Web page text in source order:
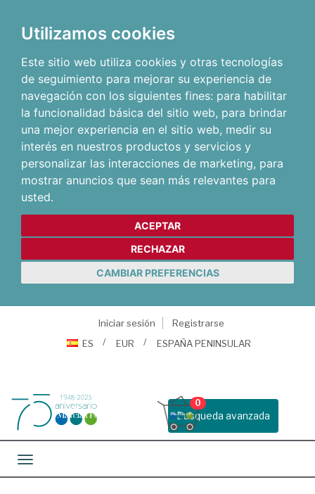
Utilizamos cookies
Este sitio web utiliza cookies y otras tecnologías
de seguimiento para mejorar su experiencia de
navegación con los siguientes fines: para habilitar
la funcionalidad básica del sitio web, para brindar
una mejor experiencia en el sitio web, medir su
interés en nuestros productos y servicios y
personalizar las interacciones de marketing, para
mostrar anuncios que sean más relevantes para
usted.
ACEPTAR
RECHAZAR
CAMBIAR PREFERENCIAS
Iniciar sesión
Registrarse
ES
EUR ESPAÑA PENINSULAR
Busqueda avanzada
0
Toggle navigation